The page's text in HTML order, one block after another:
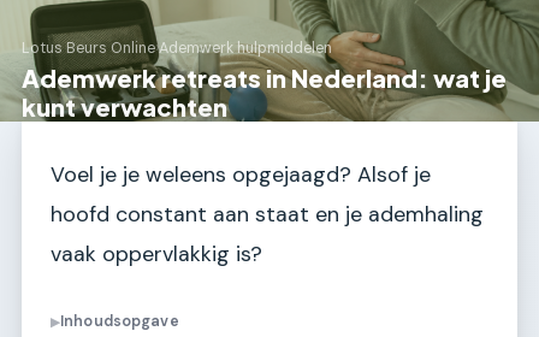
Lotus Beurs Online›Ademwerk hulpmiddelen
Ademwerk retreats in Nederland: wat je
kunt verwachten
Voel je je weleens opgejaagd? Alsof je
hoofd constant aan staat en je ademhaling
vaak oppervlakkig is?
▶Inhoudsopgave